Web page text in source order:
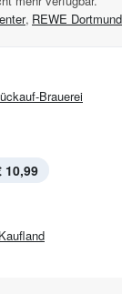
, REWE Dortmund
Brauerei
10,99
Kaufland